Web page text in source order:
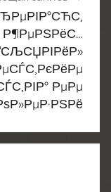
Р¶РµРЅРёС…
РµРµ